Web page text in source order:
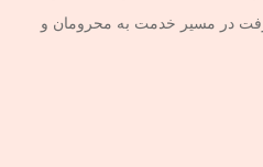
در مسیر خدمت به محرومان و